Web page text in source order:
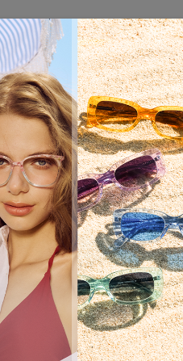
de Clientes(103)
Ancho de la montura:
Bisagra de resorte: No
las monturas metálicas
Fabricación